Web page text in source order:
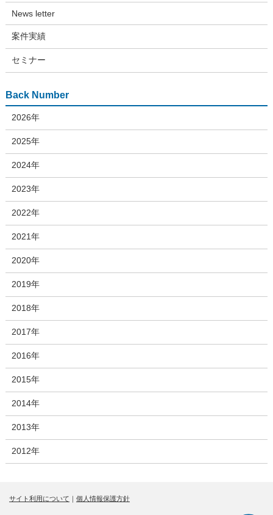
News letter
案件実績
セミナー
Back Number
2026年
2025年
2024年
2023年
2022年
2021年
2020年
2019年
2018年
2017年
2016年
2015年
2014年
2013年
2012年
サイト利用について 個人情報保護方針